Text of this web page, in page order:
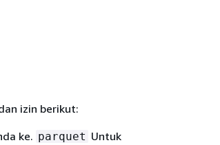
izin berikut:
ke. parquet Untuk